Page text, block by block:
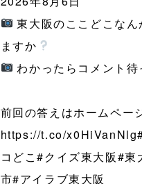
東大阪のここどこなん
ますか
わかったらコメント待
前回の答えはホームペー
https://t.co/x0HiVanNlg
コどこ#クイズ東大阪#東
市#アイラブ東大阪